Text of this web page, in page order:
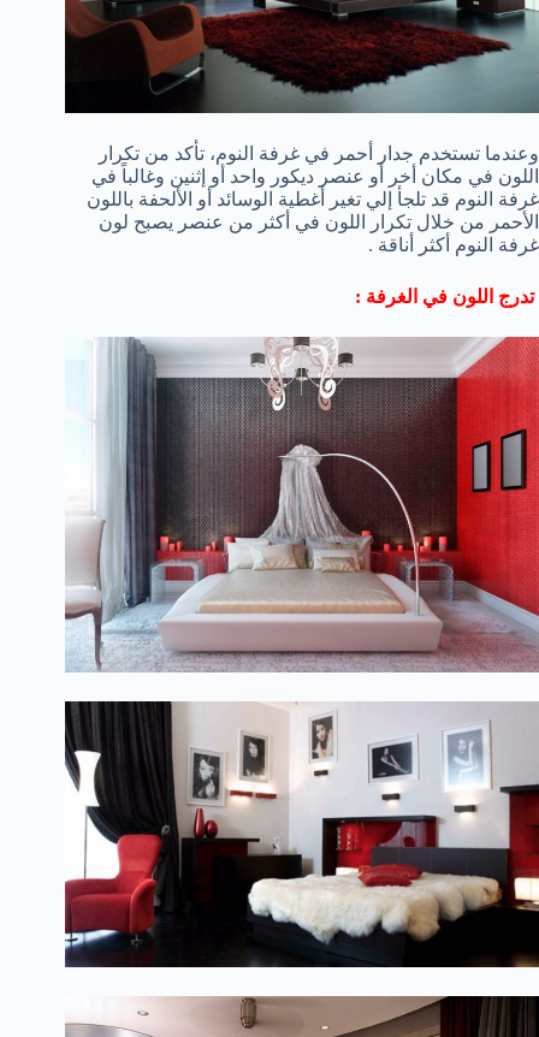
وعندما تستخدم جدار أحمر في غرفة النوم، تأكد من تكرار
اللون في مكان أخر أو عنصر ديكور واحد أو إثنين وغالباً في
غرفة النوم قد تلجأ إلي تغير أغطية الوسائد أو الألحفة باللون
الأحمر من خلال تكرار اللون في أكثر من عنصر يصبح لون
غرفة النوم أكثر أناقة .
تدرج اللون في الغرفة :